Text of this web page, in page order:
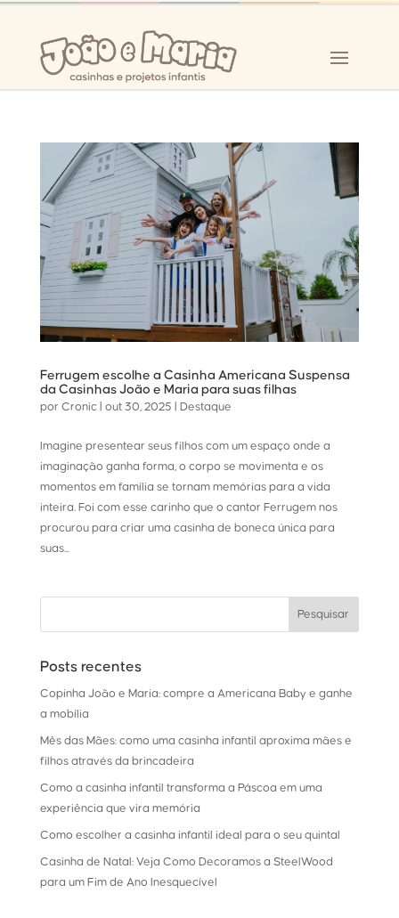
Ferrugem escolhe a Casinha Americana Suspensa
da Casinhas João e Maria para suas filhas
por Cronic out 30, 2025 Destaque
Imagine presentear seus filhos com um espaço onde a
imaginação ganha forma, o corpo se movimenta e os
momentos em família se tornam memórias para a vida
inteira. Foi com esse carinho que o cantor Ferrugem nos
procurou para criar uma casinha de boneca única para
suas...
Posts recentes
Copinha João e Maria: compre a Americana Baby e ganhe
a mobília
Mês das Mães: como uma casinha infantil aproxima mães e
filhos através da brincadeira
Como a casinha infantil transforma a Páscoa em uma
experiência que vira memória
Como escolher a casinha infantil ideal para o seu quintal
Casinha de Natal: Veja Como Decoramos a SteelWood
para um Fim de Ano Inesquecível